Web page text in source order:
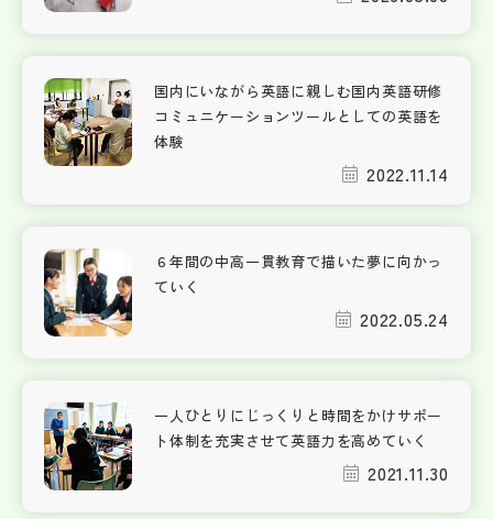
国内にいながら英語に親しむ国内英語研修
コミュニケーションツールとしての英語を
体験
2022.11.14
６年間の中高一貫教育で描いた夢に向かっ
ていく
2022.05.24
一人ひとりにじっくりと時間をかけサポー
ト体制を充実させて英語力を高めていく
2021.11.30